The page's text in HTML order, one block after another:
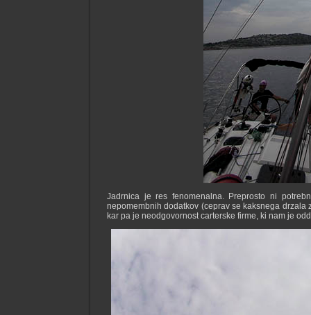
Jadrnica je res fenomenalna. Preprosto ni
nepomembnih dodatkov (ceprav se kaksnega
kar pa je neodgovornost carterske firme, ki nam je